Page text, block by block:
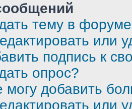
тему в
или
подпись к
опрос?
могу добавить
или